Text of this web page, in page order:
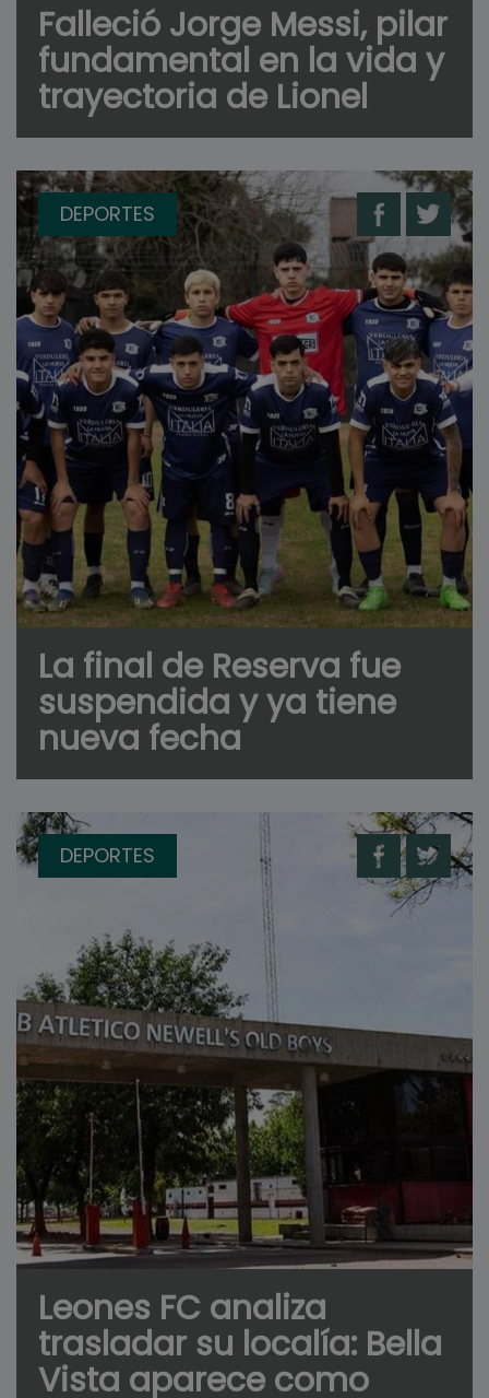
Falleció Jorge Messi, pilar
fundamental en la vida y
trayectoria de Lionel
DEPORTES
La final de Reserva fue
suspendida y ya tiene
nueva fecha
DEPORTES
Leones FC analiza
trasladar su localía: Bella
Vista aparece como